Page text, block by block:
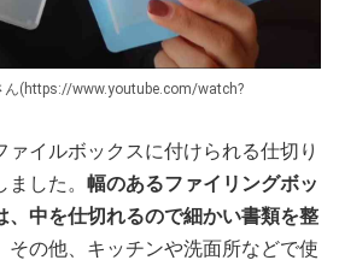
(https://www.youtube.com/watch?
イルボックスに付けられる仕切り
した。 幅のあるファイリングボッ
、中を仕切れるので細かい書類を整
その他、キッチンや洗面所などで使